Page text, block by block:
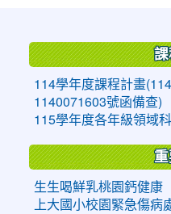
課
114學年度課程計畫
1140071603號函備查)
115學年度各年級領域
重
生生喝鮮乳桃園鈣健康
上大國小校園緊急傷病